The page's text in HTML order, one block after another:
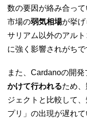
数の要因が絡み合っ
市場の弱気相場が挙
サリアム以外のアル
に強く影響されがちで
また、Cardanoの開
かけて行われるため
ジェクトと比較して
プリ」の出現が遅れ